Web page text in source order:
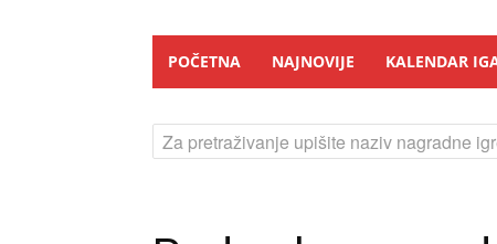
POČETNA NAJNOVIJE KALENDAR
Za pretraživanje upišite naziv nagradne